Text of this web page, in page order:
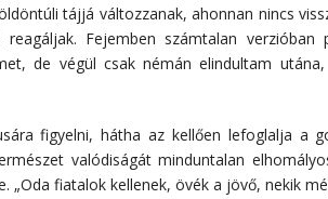
tájjá változzanak, ahonnan nincs
Fejemben számtalan verzióban
de végül csak némán elindultam
figyelni, hátha az kellően lefoglalja a
valódiságát minduntalan
„Oda fiatalok kellenek, övék a jövő, nekik